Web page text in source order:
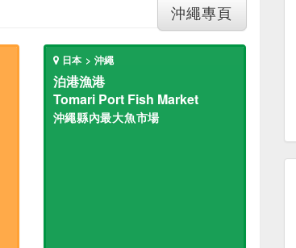
沖繩專頁
日本 > 沖繩
泊港漁港
Tomari Port Fish Market
沖繩縣內最大魚市場